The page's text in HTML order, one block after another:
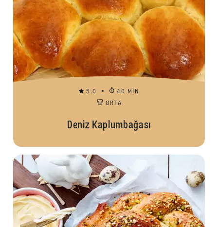
5.0
40 MIN
ORTA
Deniz Kaplumbağası